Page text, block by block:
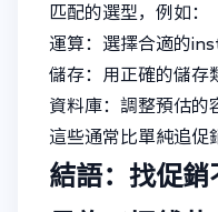
匹配的選型，例如：
運算：選擇合適的
儲存：用正確的儲存
資料庫：調整預估的
這些通常比單純追促
結語：找促銷